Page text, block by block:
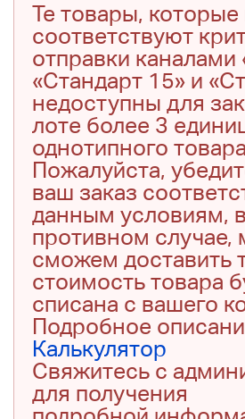
Те товары, которые
соответствуют
отправки каналами
«Стандарт 15» и
недоступны для
лоте более 3
однотипного
Пожалуйста,
ваш заказ
данным условиям, в
противном случае,
сможем доставить
стоимость товара
списана с вашего
Подробное
Калькулятор
Свяжитесь с
для получения